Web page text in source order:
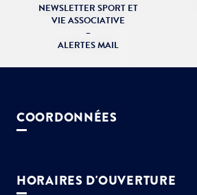
NEWSLETTER SPORT ET
VIE ASSOCIATIVE
–
ALERTES MAIL
COORDONNÉES
01 64 13 55 55
HORAIRES D'OUVERTURE